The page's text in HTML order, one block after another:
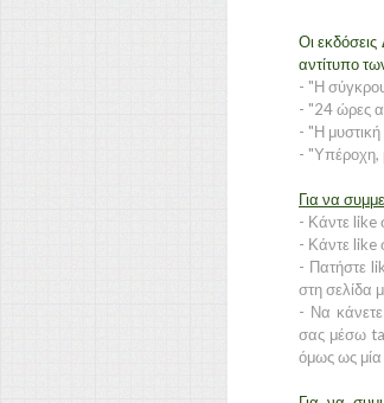
Οι
αντίτυπο
- "Η
- "24 ώρες
- "Η
- "Υπέροχη,
Για να
- Κάντε like
- Κάντε like
- Πατήστε
στη σελίδα
- Να κάνετε
σας μέσω
όμως ως